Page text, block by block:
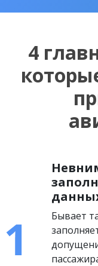
4
Бывает